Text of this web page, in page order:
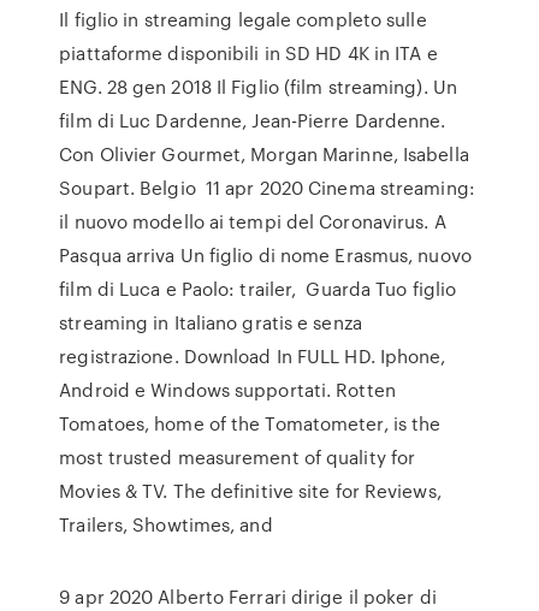
Il figlio in streaming legale completo sulle
piattaforme disponibili in SD HD 4K in ITA e
ENG. 28 gen 2018 Il Figlio (film streaming). Un
film di Luc Dardenne, Jean-Pierre Dardenne.
Con Olivier Gourmet, Morgan Marinne, Isabella
Soupart. Belgio 11 apr 2020 Cinema streaming:
il nuovo modello ai tempi del Coronavirus. A
Pasqua arriva Un figlio di nome Erasmus, nuovo
film di Luca e Paolo: trailer, Guarda Tuo figlio
streaming in Italiano gratis e senza
registrazione. Download In FULL HD. Iphone,
Android e Windows supportati. Rotten
Tomatoes, home of the Tomatometer, is the
most trusted measurement of quality for
Movies & TV. The definitive site for Reviews,
Trailers, Showtimes, and
9 apr 2020 Alberto Ferrari dirige il poker di